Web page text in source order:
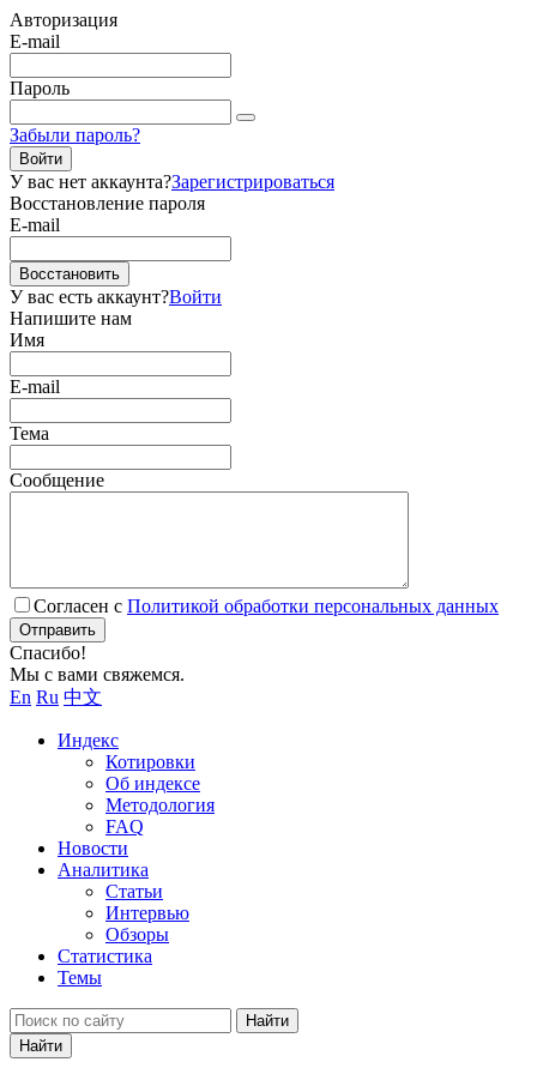
Авторизация
E-mail
Пароль
Забыли пароль?
Войти
У вас нет аккаунта?Зарегистрироваться
Восстановление пароля
E-mail
Восстановить
У вас есть аккаунт?Войти
Напишите нам
Имя
E-mail
Тема
Сообщение
Согласен с Политикой обработки персональных данных
Отправить
Спасибо!
Мы с вами свяжемся.
En Ru 中文
Индекс
Котировки
Об индексе
Методология
FAQ
Новости
Аналитика
Статьи
Интервью
Обзоры
Статистика
Темы
Найти
Найти